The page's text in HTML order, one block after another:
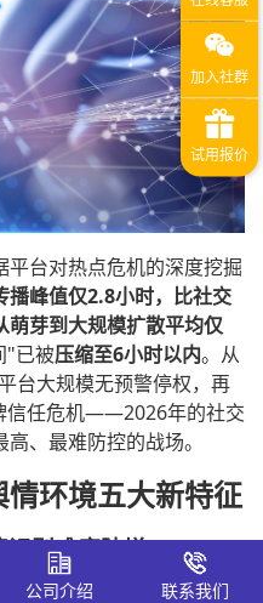
平台对热点危机的深度挖掘
播峰值仅2.8小时，比社交
萌芽到大规模扩散平均仅
"已被压缩至6小时以内。从
台大规模无预警停权，再
信任危机——2026年的社交
、最难防控的战场。
环境五大新特征
别难度陡增
公司介绍 联系我们